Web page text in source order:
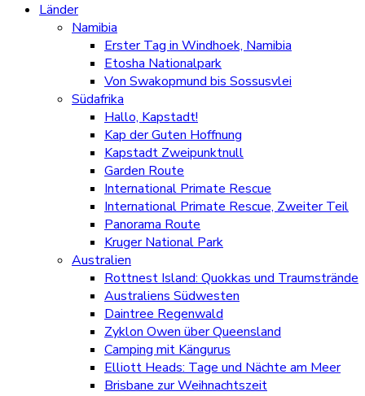
Länder
Namibia
Erster Tag in Windhoek, Namibia
Etosha Nationalpark
Von Swakopmund bis Sossusvlei
Südafrika
Hallo, Kapstadt!
Kap der Guten Hoffnung
Kapstadt Zweipunktnull
Garden Route
International Primate Rescue
International Primate Rescue, Zweiter Teil
Panorama Route
Kruger National Park
Australien
Rottnest Island: Quokkas und Traumstrände
Australiens Südwesten
Daintree Regenwald
Zyklon Owen über Queensland
Camping mit Kängurus
Elliott Heads: Tage und Nächte am Meer
Brisbane zur Weihnachtszeit